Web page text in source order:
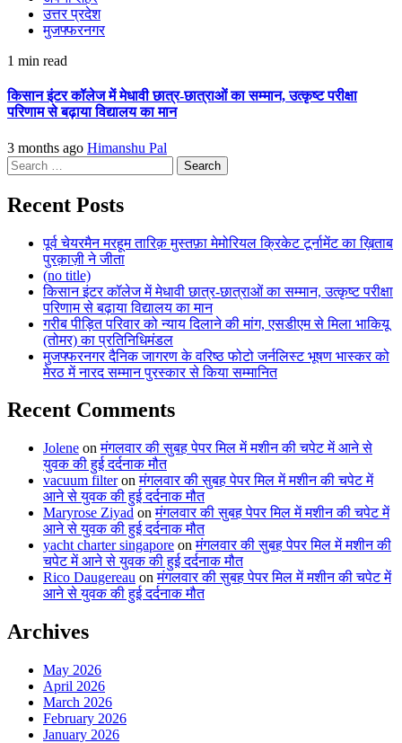
उत्तर प्रदेश
मुजफ्फरनगर
1 min read
किसान इंटर कॉलेज में मेधावी छात्र-छात्राओं का सम्मान, उत्कृष्ट परीक्षा
परिणाम से बढ़ाया विद्यालय का मान
3 months ago Himanshu Pal
Search
for:
Recent Posts
पूर्व चेयरमैन मरहूम तारिक़ मुस्तफ़ा मेमोरियल क्रिकेट टूर्नामेंट का ख़िताब
पुरक़ाज़ी ने जीता
(no title)
किसान इंटर कॉलेज में मेधावी छात्र-छात्राओं का सम्मान, उत्कृष्ट परीक्षा
परिणाम से बढ़ाया विद्यालय का मान
गरीब पीड़ित परिवार को न्याय दिलाने की मांग, एसडीएम से मिला भाकियू
(तोमर) का प्रतिनिधिमंडल
मुजफ्फरनगर दैनिक जागरण के वरिष्ठ फोटो जर्नलिस्ट भूषण भास्कर को
मेरठ में नारद सम्मान पुरस्कार से किया सम्मानित
Recent Comments
Jolene onमंगलवार की सुबह पेपर मिल में मशीन की चपेट में आने से
युवक की हुई दर्दनाक मौत
vacuum filteronमंगलवार की सुबह पेपर मिल में मशीन की चपेट में
आने से युवक की हुई दर्दनाक मौत
Maryrose Ziyad onमंगलवार की सुबह पेपर मिल में मशीन की चपेट में
आने से युवक की हुई दर्दनाक मौत
yacht charter singapore onमंगलवार की सुबह पेपर मिल में मशीन की
चपेट में आने से युवक की हुई दर्दनाक मौत
Rico Daugereau onमंगलवार की सुबह पेपर मिल में मशीन की चपेट में
आने से युवक की हुई दर्दनाक मौत
Archives
May 2026
April 2026
March 2026
February 2026
January 2026